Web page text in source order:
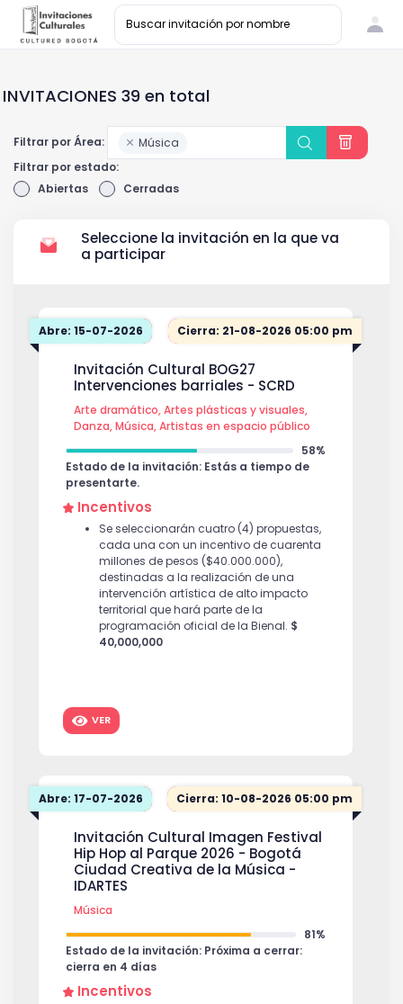
INVITACIONES 39 en total
Filtrar por Área:
Música
Filtrar por estado:
Abiertas
Cerradas
Seleccione la invitación en la que va
a participar
Abre: 15-07-2026 Cierra: 21-08-2026 05:00 pm
Invitación Cultural BOG27
Intervenciones barriales - SCRD
Arte dramático, Artes plásticas y visuales,
Danza, Música, Artistas en espacio público
58%
Estado de la invitación: Estás a tiempo de
presentarte.
Incentivos
Se seleccionarán cuatro (4) propuestas,
cada una con un incentivo de cuarenta
millones de pesos ($40.000.000),
destinadas a la realización de una
intervención artística de alto impacto
territorial que hará parte de la
programación oficial de la Bienal. $
40,000,000
VER
Abre: 17-07-2026 Cierra: 10-08-2026 05:00 pm
Invitación Cultural Imagen Festival
Hip Hop al Parque 2026 - Bogotá
Ciudad Creativa de la Música -
IDARTES
Música
81%
Estado de la invitación: Próxima a cerrar:
cierra en 4 días
Incentivos